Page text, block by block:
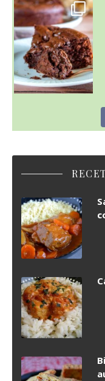
~ GÂTEAU FONDANT CHOCO NOISETTE ~
C'est lundi